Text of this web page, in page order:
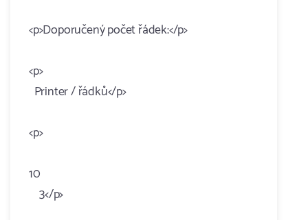
<p>Doporučený počet řádek:</p>
<p>
Printer / řádků</p>
<p>
10
3</p>